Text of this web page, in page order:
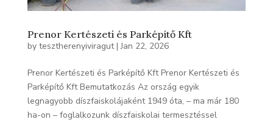
Prenor Kertészeti és Parképítő Kft
by tesztherenyiviragut|Jan 22, 2026
Prenor Kertészeti és Parképítő Kft Prenor Kertészeti és
Parképítő Kft Bemutatkozás Az ország egyik
legnagyobb díszfaiskolájaként 1949 óta, – ma már 180
ha-on – foglalkozunk díszfaiskolai termesztéssel